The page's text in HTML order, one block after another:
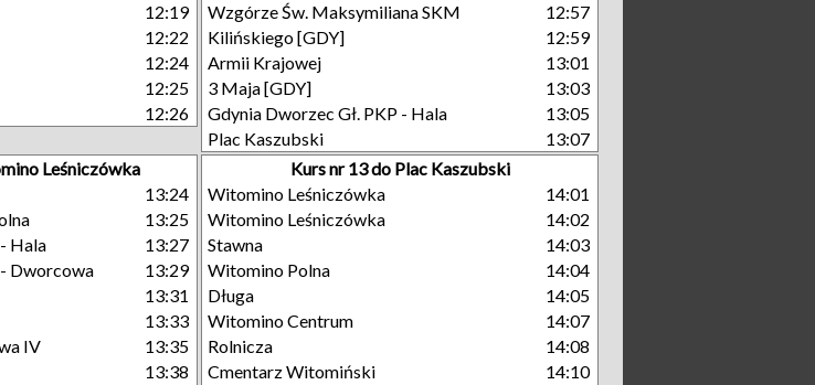
12:19
12:22
12:24
12:25
12:26
Wzgórze Św. Maksymiliana SKM
12:57
Kilińskiego [GDY]
12:59
Armii Krajowej
13:01
3 Maja [GDY]
13:03
Gdynia Dworzec Gł. PKP - Hala
13:05
Plac Kaszubski
13:07
Leśniczówka
13:24
13:25
Hala
13:27
Dworcowa
13:29
13:31
13:33
IV
13:35
13:38
Kurs nr 13 do Plac Kaszubski
Witomino Leśniczówka
14:01
Witomino Leśniczówka
14:02
Stawna
14:03
Witomino Polna
14:04
Długa
14:05
Witomino Centrum
14:07
Rolnicza
14:08
Cmentarz Witomiński
14:10